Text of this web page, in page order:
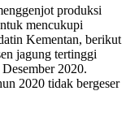
produksi
mencukupi
Kementan, berikut
jagung tertinggi
2020.
2020 tidak bergeser